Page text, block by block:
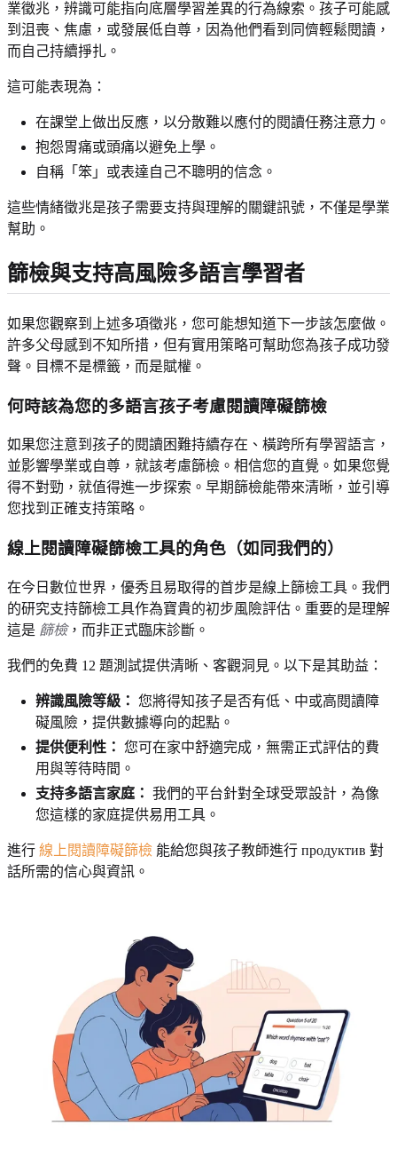
業徵兆，辨識可能指向底層學習差異的行為線索。孩子可能感
到沮喪、焦慮，或發展低自尊，因為他們看到同儕輕鬆閱讀，
而自己持續掙扎。
這可能表現為：
在課堂上做出反應，以分散難以應付的閱讀任務注意力。
抱怨胃痛或頭痛以避免上學。
自稱「笨」或表達自己不聰明的信念。
這些情緒徵兆是孩子需要支持與理解的關鍵訊號，不僅是學業
幫助。
篩檢與支持高風險多語言學習者
如果您觀察到上述多項徵兆，您可能想知道下一步該怎麼做。
許多父母感到不知所措，但有實用策略可幫助您為孩子成功發
聲。目標不是標籤，而是賦權。
何時該為您的多語言孩子考慮閱讀障礙篩檢
如果您注意到孩子的閱讀困難持續存在、橫跨所有學習語言，
並影響學業或自尊，就該考慮篩檢。相信您的直覺。如果您覺
得不對勁，就值得進一步探索。早期篩檢能帶來清晰，並引導
您找到正確支持策略。
線上閱讀障礙篩檢工具的角色（如同我們的）
在今日數位世界，優秀且易取得的首步是線上篩檢工具。我們
的研究支持篩檢工具作為寶貴的初步風險評估。重要的是理解
這是 篩檢，而非正式臨床診斷。
我們的免費 12 題測試提供清晰、客觀洞見。以下是其助益：
辨識風險等級： 您將得知孩子是否有低、中或高閱讀障
礙風險，提供數據導向的起點。
提供便利性： 您可在家中舒適完成，無需正式評估的費
用與等待時間。
支持多語言家庭： 我們的平台針對全球受眾設計，為像
您這樣的家庭提供易用工具。
進行 線上閱讀障礙篩檢 能給您與孩子教師進行 продуктив 對
話所需的信心與資訊。